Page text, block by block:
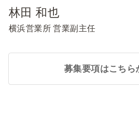
林田 和也
横浜営業所営業副主任
募集要項はこちら